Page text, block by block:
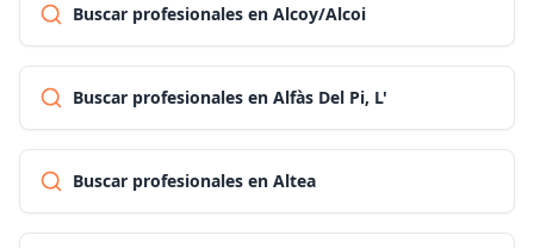
Buscar profesionales en Alcoy/Alcoi
Buscar profesionales en Alfàs Del Pi, L'
Buscar profesionales en Altea